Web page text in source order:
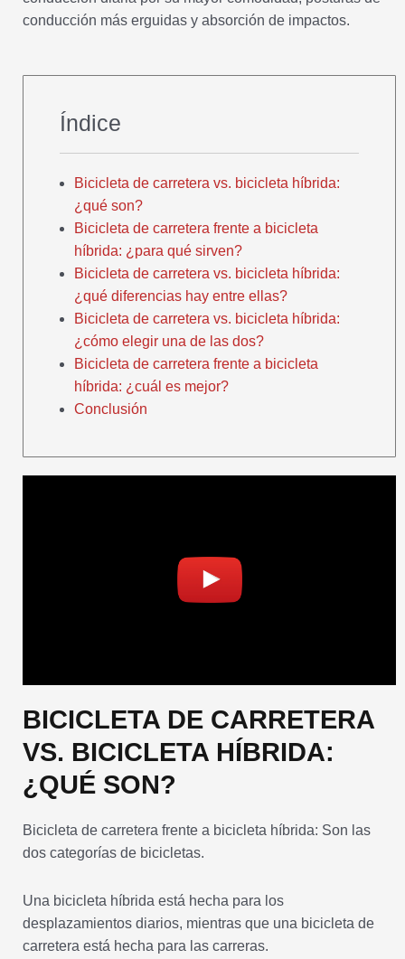
conducción más erguidas y absorción de impactos.
Índice
Bicicleta de carretera vs. bicicleta híbrida:
¿qué son?
Bicicleta de carretera frente a bicicleta
híbrida: ¿para qué sirven?
Bicicleta de carretera vs. bicicleta híbrida:
¿qué diferencias hay entre ellas?
Bicicleta de carretera vs. bicicleta híbrida:
¿cómo elegir una de las dos?
Bicicleta de carretera frente a bicicleta
híbrida: ¿cuál es mejor?
Conclusión
BICICLETA DE CARRETERA
VS. BICICLETA HÍBRIDA:
¿QUÉ SON?
Bicicleta de carretera frente a bicicleta híbrida: Son las
dos categorías de bicicletas.
Una bicicleta híbrida está hecha para los
desplazamientos diarios, mientras que una bicicleta de
carretera está hecha para las carreras.